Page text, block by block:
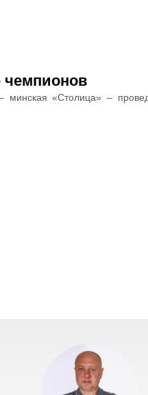
чемпионов
«Столица» –